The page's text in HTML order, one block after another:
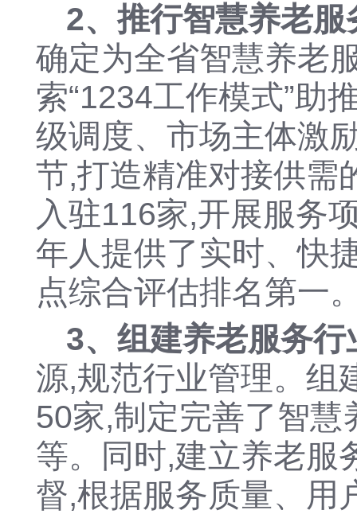
2、推行智慧养老
确定为全省智慧养老
索“1234工作模式”助
级调度、市场主体激
节,打造精准对接供需
入驻116家,开展服务
年人提供了实时、快
点综合评估排名第一
3、组建养老服务
源,规范行业管理。 组
50家,制定完善了智慧
等。同时,建立养老服
督,根据服务质量、用